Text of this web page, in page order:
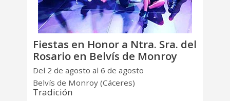
Fiestas en Honor a Ntra. Sra. del
Rosario en Belvís de Monroy
Del 2 de agosto al 6 de agosto
Belvís de Monroy (Cáceres)
Tradición